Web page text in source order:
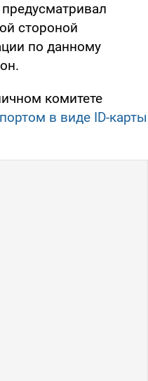
стороной
по данному
комитете
в виде ID-карты